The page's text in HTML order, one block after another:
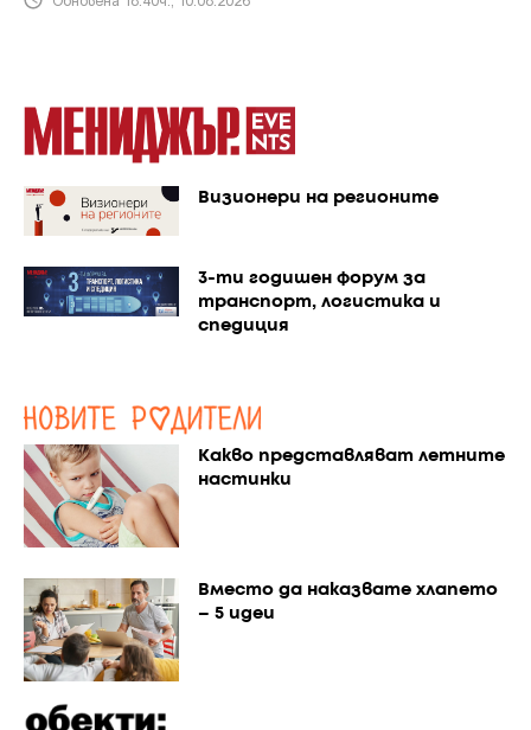
Визионери на регионите
3-ти годишен форум за
транспорт, логистика и
спедиция
Какво представляват летните
настинки
Вместо да наказвате хлапето
– 5 идеи